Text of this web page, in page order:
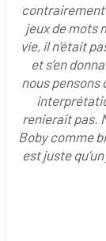
contrairement
jeux de mots
vie, il n’était
et s’en
nous pensons
renierait pas.
Boby comme
est juste